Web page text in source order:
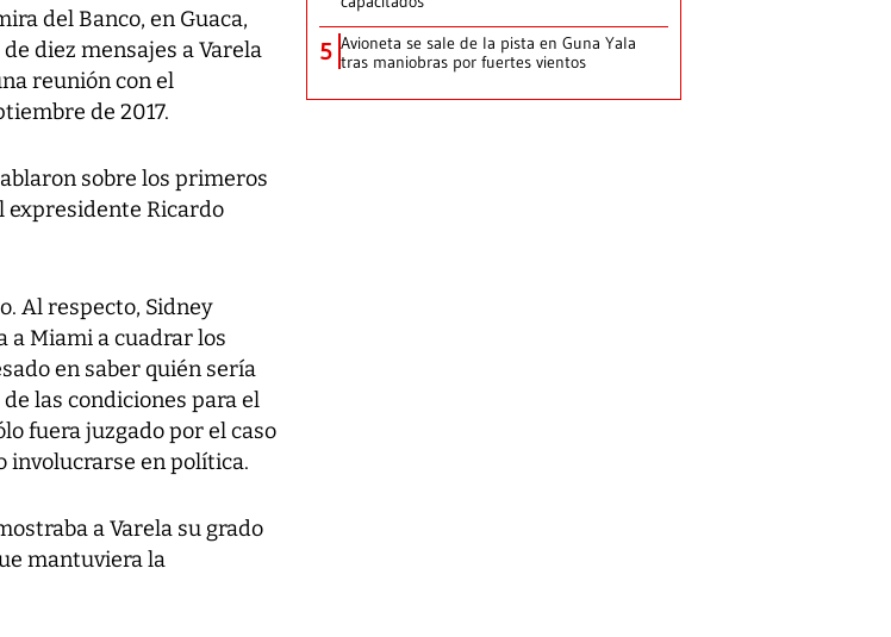
del Banco, en Guaca,
diez mensajes a Varela
reunión con el
de 2017.
sobre los primeros
expresidente Ricardo
Al respecto, Sidney
a Miami a cuadrar los
en saber quién sería
las condiciones para el
fuera juzgado por el caso
involucrarse en política.
a Varela su grado
mantuviera la
5 Avioneta se sale de la pista en Guna Yala
tras maniobras por fuertes vientos